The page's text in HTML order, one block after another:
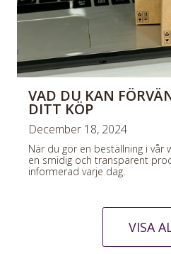
VAD DU KAN
DITT KÖP
December 18, 2024
När du gör en beställning i vår
en smidig och transparent
informerad varje dag.
VISA